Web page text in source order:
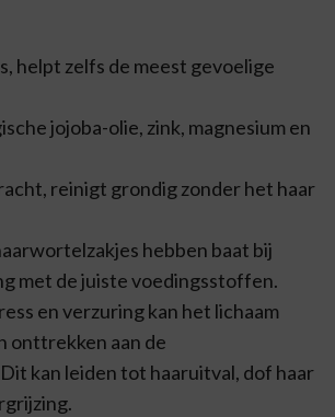
helpt zelfs de meest gevoelige
jojoba-olie, zink, magnesium en
reinigt grondig zonder het haar
hebben baat bij
met de juiste voedingsstoffen.
en verzuring kan het lichaam
onttrekken aan de
kan leiden tot haaruitval, dof haar